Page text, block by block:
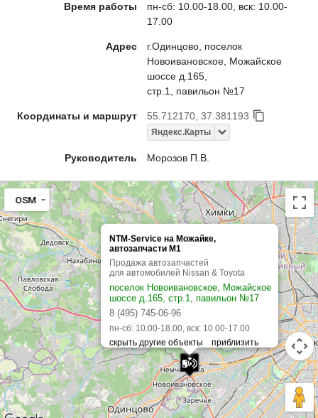
Время работы
пн-сб: 10.00-18.00, вск: 10.00-
17.00
Адрес
г.Одинцово, поселок
Новоивановское, Можайское
шоссе д.165,
стр.1, павильон №17
Координаты и маршрут 55.712170, 37.381193
Яндекс.Карты
Руководитель Морозов П.В.
NTM-Service на Можайке,
автозапчасти М1
Продажа автозапчастей
для автомобилей Nissan & Toyota
поселок Новоивановское, Можайское
шоссе д.165, стр.1, павильон №17
8 (495) 745-06-96
пн-сб: 10.00-18.00, вск: 10.00-17.00
OSM